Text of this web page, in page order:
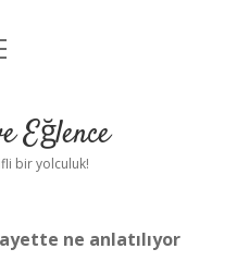
Eğlence
bir yolculuk!
ne anlatılıyor